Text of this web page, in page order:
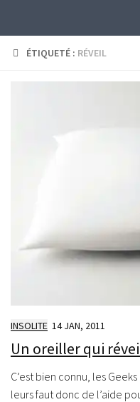
ÉTIQUETÉ : RÉVEIL
INSOLITE 14 JAN, 2011
Un oreiller qui
C’est bien connu, les
leurs faut donc de l’aide